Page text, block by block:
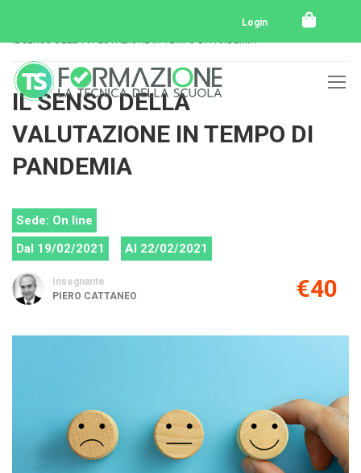
Login
IL SENSO DELLA VALUTAZIONE IN TEMPO DI PANDEMIA
IL SENSO DELLA
VALUTAZIONE IN TEMPO DI
PANDEMIA
Sede: On line
Dal 19/02/2021
Al 22/02/2021
Insegnante
PIERO CATTANEO
€40